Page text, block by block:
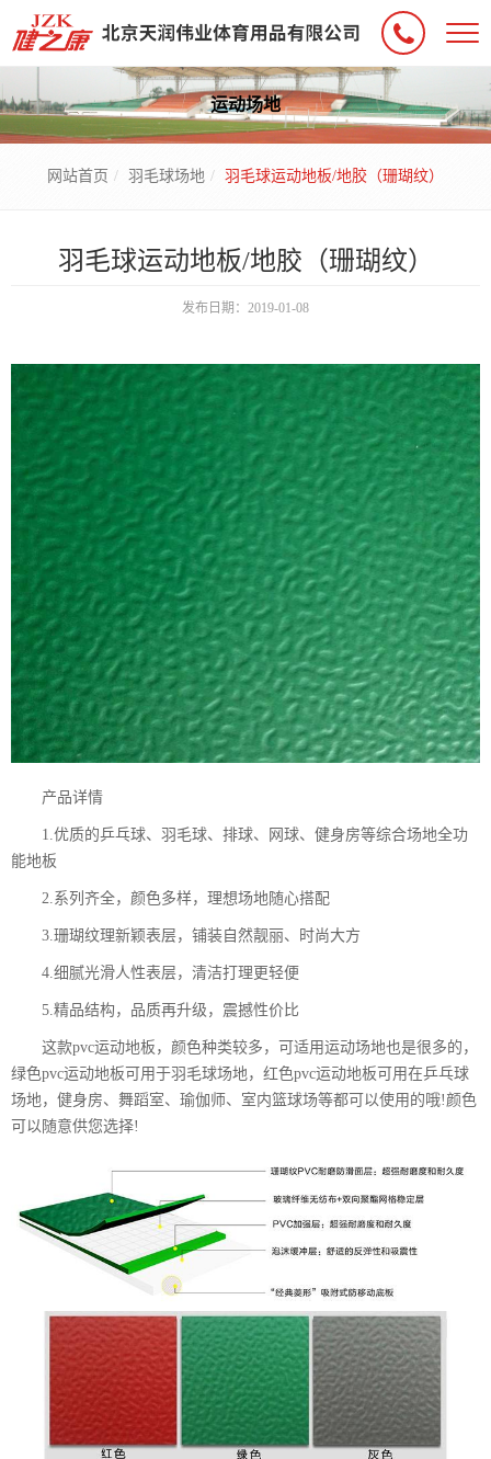
运动场地
网站首页 羽毛球场地 羽毛球运动地板/地胶（珊瑚纹）
羽毛球运动地板/地胶（珊瑚纹）
发布日期：2019-01-08
产品详情
1.优质的乒乓球、羽毛球、排球、网球、健身房等综合场地全功
能地板
2.系列齐全，颜色多样，理想场地随心搭配
3.珊瑚纹理新颖表层，铺装自然靓丽、时尚大方
4.细腻光滑人性表层，清洁打理更轻便
5.精品结构，品质再升级，震撼性价比
这款pvc运动地板，颜色种类较多，可适用运动场地也是很多的，
绿色pvc运动地板可用于羽毛球场地，红色pvc运动地板可用在乒乓球
场地，健身房、舞蹈室、瑜伽师、室内篮球场等都可以使用的哦!颜色
可以随意供您选择!